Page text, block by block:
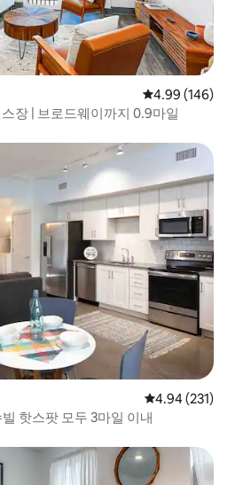
평점 4.99점(5
4.99 (146)
장 | 브로드웨이까지 0.9마일
평점 4.94점(5
4.94 (231)
핫스팟 모두 3마일 이내